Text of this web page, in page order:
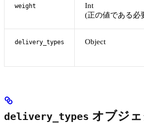
weight
Int
(正の値である必
delivery_types Object
delivery_types オブジ